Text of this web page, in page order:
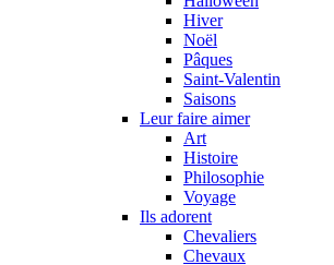
Hiver
Noël
Pâques
Saint-Valentin
Saisons
Leur faire aimer
Art
Histoire
Philosophie
Voyage
Ils adorent
Chevaliers
Chevaux